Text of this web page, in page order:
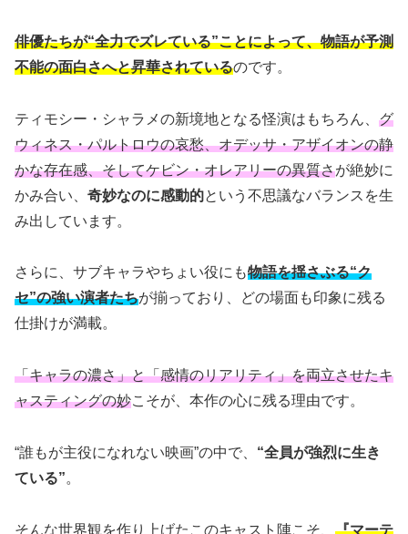
俳優たちが“全力でズレている”ことによって、物語が予測
不能の面白さへと昇華されているのです。
ティモシー・シャラメの新境地となる怪演はもちろん、 グ
ウィネス・パルトロウの哀愁、オデッサ・アザイオンの静
かな存在感、そしてケビン・オレアリーの異質さが絶妙に
かみ合い、 奇妙なのに感動的という不思議なバランスを生
み出しています。
さらに、サブキャラやちょい役にも物語を揺さぶる“ク
セ”の強い演者たちが揃っており、どの場面も印象に残る
仕掛けが満載。
「キャラの濃さ」と「感情のリアリティ」を両立させたキ
ャスティングの妙こそが、本作の心に残る理由です。
“誰もが主役になれない映画”の中で、 “全員が強烈に生き
ている”。
そんな世界観を作り上げたこのキャスト陣こそ、 『マーテ